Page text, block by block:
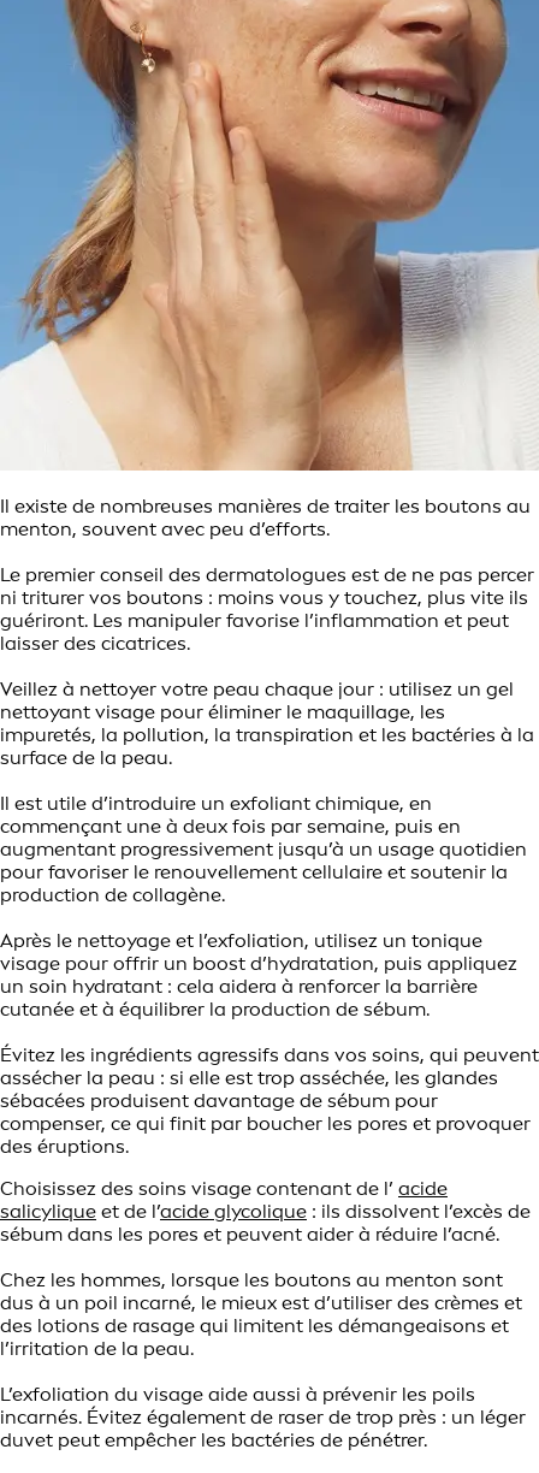
Il existe de nombreuses manières de traiter les boutons au
menton, souvent avec peu d’efforts.
Le premier conseil des dermatologues est de ne pas percer
ni triturer vos boutons : moins vous y touchez, plus vite ils
guériront. Les manipuler favorise l’inflammation et peut
laisser des cicatrices.
Veillez à nettoyer votre peau chaque jour : utilisez un gel
nettoyant visage pour éliminer le maquillage, les
impuretés, la pollution, la transpiration et les bactéries à la
surface de la peau.
Il est utile d’introduire un exfoliant chimique, en
commençant une à deux fois par semaine, puis en
augmentant progressivement jusqu’à un usage quotidien
pour favoriser le renouvellement cellulaire et soutenir la
production de collagène.
Après le nettoyage et l’exfoliation, utilisez un tonique
visage pour offrir un boost d’hydratation, puis appliquez
un soin hydratant : cela aidera à renforcer la barrière
cutanée et à équilibrer la production de sébum.
Évitez les ingrédients agressifs dans vos soins, qui peuvent
assécher la peau : si elle est trop asséchée, les glandes
sébacées produisent davantage de sébum pour
compenser, ce qui finit par boucher les pores et provoquer
des éruptions.
Choisissez des soins visage contenant de l’ acide
salicylique et de l’acide glycolique : ils dissolvent l’excès de
sébum dans les pores et peuvent aider à réduire l’acné.
Chez les hommes, lorsque les boutons au menton sont
dus à un poil incarné, le mieux est d’utiliser des crèmes et
des lotions de rasage qui limitent les démangeaisons et
l’irritation de la peau.
L’exfoliation du visage aide aussi à prévenir les poils
incarnés. Évitez également de raser de trop près : un léger
duvet peut empêcher les bactéries de pénétrer.